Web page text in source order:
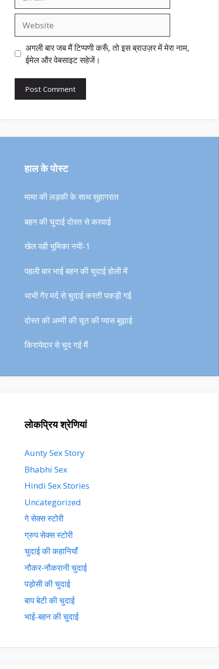
अगली बार जब मैं टिप्पणी करूँ, तो इस ब्राउज़र में मेरा नाम,
ईमेल और वेबसाइट सहेजें।
हाल के पोस्ट
मामा की लड़की के साथ सुहागरात
बहन की चुदाई दोस्त से करवाई
खेल वही भूमिका नयी-1
पहली बार भाई बहन की चुदाई होली में
भाभी गैर मर्द से चुदाई करती पकड़ी गई
दोस्त की अम्मी की चूत की प्यास बुझाई
किरायेदार से चुद गई मैं
लोकप्रिय श्रेणियां
Aunty Sex Story
Bhabhi Sex
Hindi Sex Stories
Uncategorized
गे सेक्स स्टोरी
ग्रुप सेक्स स्टोरी
चुदाई की कहानियाँ
नौकर-नौकरानी चुदाई
पड़ोसी की चुदाई
बाप बेटी की चुदाई
भाई-बहन की चुदाई